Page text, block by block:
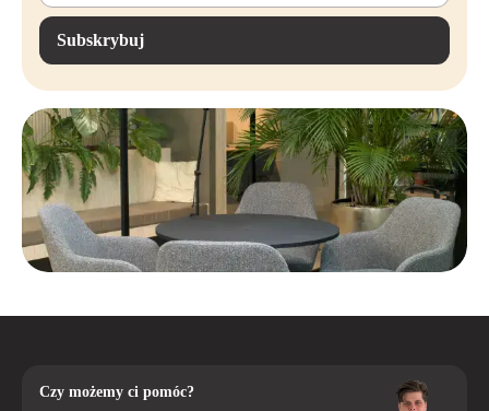
Subskrybuj
Czy możemy ci pomóc?